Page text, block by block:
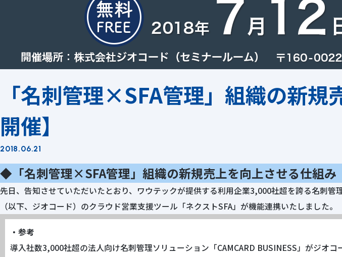
「名刺管理×SFA管理」組織の新
開催】
2018.06.21
◆「名刺管理×SFA管理」組織の新規売上を向上させる仕組み
先日、告知させていただいたとおり、ワウテックが提供する利用企業3,000社超を誇る名刺
（以下、ジオコード）のクラウド営業支援ツール「ネクストSFA」が機能連携いたしました。
・参考
導入社数3,000社超の法人向け名刺管理ソリューション「CAMCARD BUSINESS」がジオ